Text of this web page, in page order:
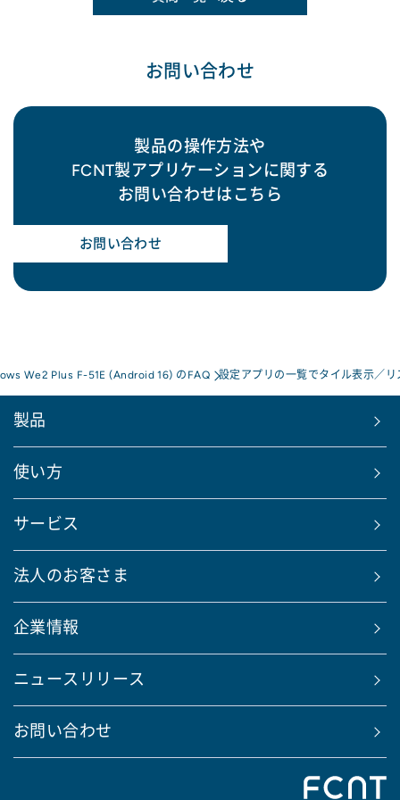
お問い合わせ
製品の操作方法や
FCNT製アプリケーションに関する
お問い合わせはこちら
お問い合わせ
We2 Plus F-51E (Android 16) のFAQ 設定アプリの一覧でタイル表示／
製品
使い方
サービス
法人のお客さま
企業情報
ニュースリリース
お問い合わせ